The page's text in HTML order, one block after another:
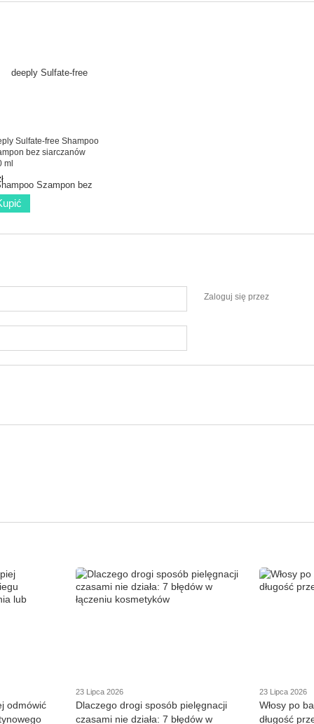
Sulfate-free Shampoo
bez siarczanów
ml
Zaloguj się przez
odmówić
23 Lipca 2026
Dlaczego drogi sposób pielęgnacji
czasami nie działa: 7 błędów w
23 Lipca 2026
Włosy po
długość